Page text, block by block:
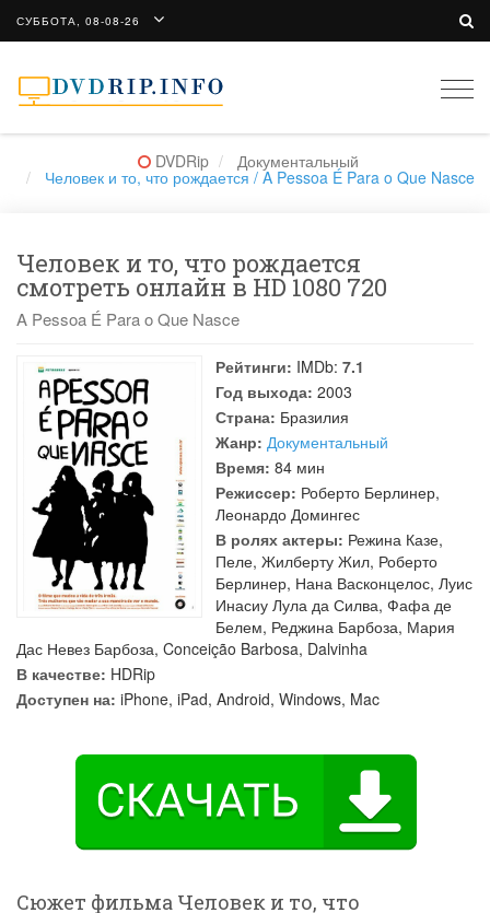
СУББОТА, 08-08-26
DVDRip Документальный
Человек и то, что рождается / A Pessoa É Para o Que Nasce
Человек и то, что рождается
смотреть онлайн в HD 1080 720
A Pessoa É Para o Que Nasce
Рейтинги: IMDb: 7.1
Год выхода: 2003
Страна: Бразилия
Жанр: Документальный
Время: 84 мин
Режиссер: Роберто Берлинер,
Леонардо Домингес
В ролях актеры: Режина Казе,
Пеле, Жилберту Жил, Роберто
Берлинер, Нана Васконцелос, Луис
Инасиу Лула да Силва, Фафа де
Белем, Реджина Барбоза, Мария
Дас Невез Барбоза, Conceição Barbosa, Dalvinha
В качестве: HDRip
Доступен на: iPhone, iPad, Android, Windows, Mac
Сюжет фильма Человек и то, что